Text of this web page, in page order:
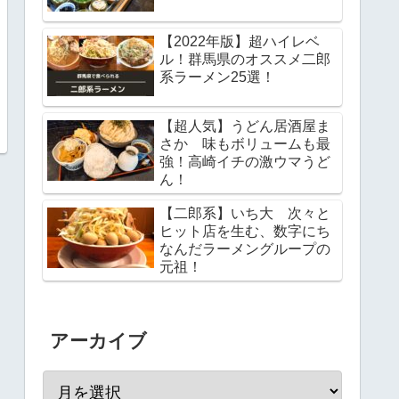
【2022年版】超ハイレベ
ル！群馬県のオススメ二郎
系ラーメン25選！
【超人気】うどん居酒屋ま
さか 味もボリュームも最
強！高崎イチの激ウマうど
ん！
【二郎系】いち大 次々と
ヒット店を生む、数字にち
なんだラーメングループの
元祖！
アーカイブ